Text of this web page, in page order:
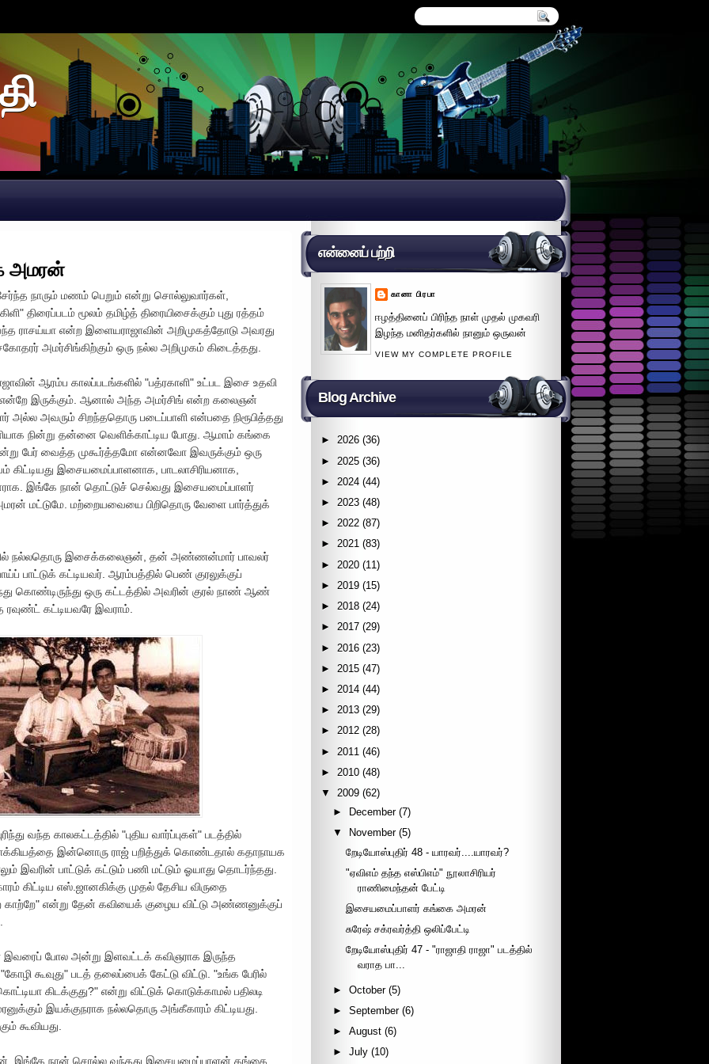
அமரன்
நாரும் மணம் பெறும் என்று சொல்லுவார்கள்,
திரைப்படம் மூலம் தமிழ்த் திரையிசைக்கும் புது ரத்தம்
ராசய்யா என்ற இளையராஜாவின் அறிமுகத்தோடு அவரது
அமர்சிங்கிற்கும் ஒரு நல்ல அறிமுகம் கிடைத்தது.
ஆரம்ப காலப்படங்களில் "பத்ரகாளி" உட்பட இசை உதவி
என்றே இருக்கும். ஆனால் அந்த அமர்சிங் என்ற கலைஞன்
அல்ல அவரும் சிறந்ததொரு படைப்பாளி என்பதை நிரூபித்தது
நின்று தன்னை வெளிக்காட்டிய போது. ஆமாம் கங்கை
பேர் வைத்த முகூர்த்தமோ என்னவோ இவருக்கும் ஒரு
கிட்டியது இசையமைப்பாளனாக, பாடலாசிரியனாக,
இங்கே நான் தொட்டுச் செல்வது இசையமைப்பாளர்
மட்டுமே. மற்றையவையை பிறிதொரு வேளை பார்த்துக்
நல்லதொரு இசைக்கலைஞன், தன் அண்ணன்மார் பாவலர்
பாட்டுக் கட்டியவர். ஆரம்பத்தில் பெண் குரலுக்குப்
கொண்டிருந்து ஒரு கட்டத்தில் அவரின் குரல் நாண் ஆண்
ரவுண்ட் கட்டியவரே இவராம்.
வந்த காலகட்டத்தில் "புதிய வார்ப்புகள்" படத்தில்
இன்னொரு ராஜ் பறித்துக் கொண்டதால் கதாநாயக
இவரின் பாட்டுக் கட்டும் பணி மட்டும் ஓயாது தொடர்ந்தது.
கிட்டிய எஸ்.ஜானகிக்கு முதல் தேசிய விருதை
காற்றே" என்று தேன் கவியைக் குழைய விட்டு அண்ணனுக்குப்
இவரைப் போல அன்று இளவட்டக் கவிஞராக இருந்த
கூவுது" படத் தலைப்பைக் கேட்டு விட்டு. "உங்க பேரில்
கிடக்குது?" என்று விட்டுக் கொடுக்காமல் பதிலடி
இயக்குநராக நல்லதொரு அங்கீகாரம் கிட்டியது.
கூவியது.
இங்கே நான் சொல்ல வந்தது இசையமைப்பாளன் கங்கை
என்னைப் பற்றி
கானா பிரபா
ஈழத்தினைப் பிரிந்த நாள் முதல் முகவரி
இழந்த மனிதர்களில் நானும் ஒருவன்
VIEW MY COMPLETE PROFILE
Blog Archive
► 2026 (36)
► 2025 (36)
► 2024 (44)
► 2023 (48)
► 2022 (87)
► 2021 (83)
► 2020 (11)
► 2019 (15)
► 2018 (24)
► 2017 (29)
► 2016 (23)
► 2015 (47)
► 2014 (44)
► 2013 (29)
► 2012 (28)
► 2011 (46)
► 2010 (48)
▼
2009 (62)
►
December (7)
▼
November (5)
றேடியோஸ்புதிர் 48 - யாரவர்....யாரவர்?
"ஏவிஎம் தந்த எஸ்பிஎம்" நூலாசிரியர்
ராணிமைந்தன் பேட்டி
இசையமைப்பாளர் கங்கை அமரன்
சுரேஷ் சக்ரவர்த்தி ஒலிப்பேட்டி
றேடியோஸ்புதிர் 47 - "ராஜாதி ராஜா" படத்தில்
வராத பா...
►October (5)
►September (6)
►August (6)
►July (10)